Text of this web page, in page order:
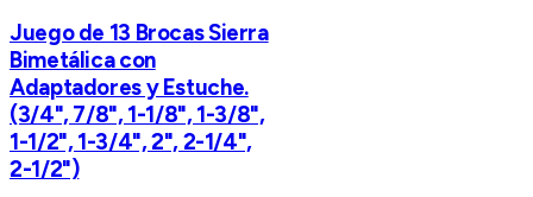
Juego de 13 Brocas Sierra
Bimetálica con
Adaptadores y Estuche.
(3/4", 7/8", 1-1/8", 1-3/8",
1-1/2", 1-3/4", 2", 2-1/4",
2-1/2")